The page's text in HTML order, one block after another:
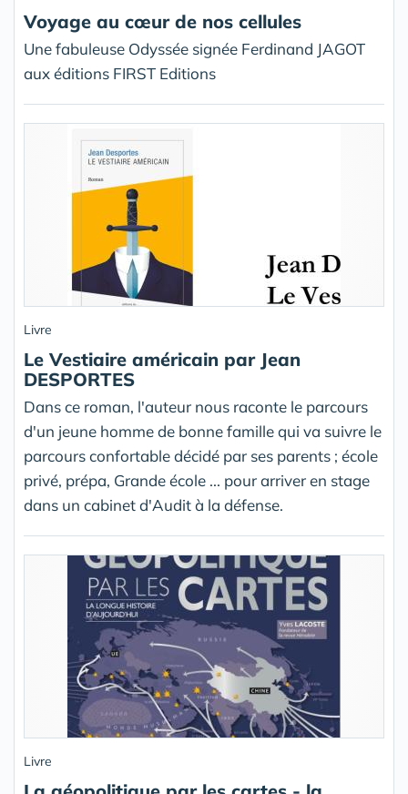
Voyage au cœur de nos cellules
Une fabuleuse Odyssée signée Ferdinand JAGOT
aux éditions FIRST Editions
Livre
Le Vestiaire américain par Jean
DESPORTES
Dans ce roman, l'auteur nous raconte le parcours
d'un jeune homme de bonne famille qui va suivre le
parcours confortable décidé par ses parents ; école
privé, prépa, Grande école ... pour arriver en stage
dans un cabinet d'Audit à la défense.
Livre